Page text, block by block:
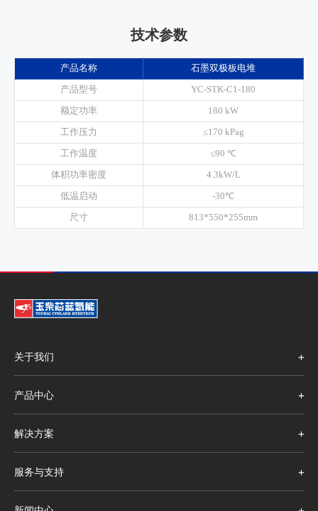
技术参数
产品名称
石墨双极板电堆
产品型号
YC-STK-C1-180
额定功率
180 kW
工作压力
≤170 kPag
工作温度
≤90 ℃
体积功率密度
4.3kW/L
低温启动
-30℃
尺寸
813*550*255mm
关于我们
产品中心
解决方案
服务与支持